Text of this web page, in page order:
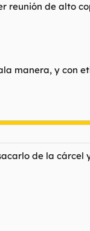
reunión de alto
manera, y con
de la